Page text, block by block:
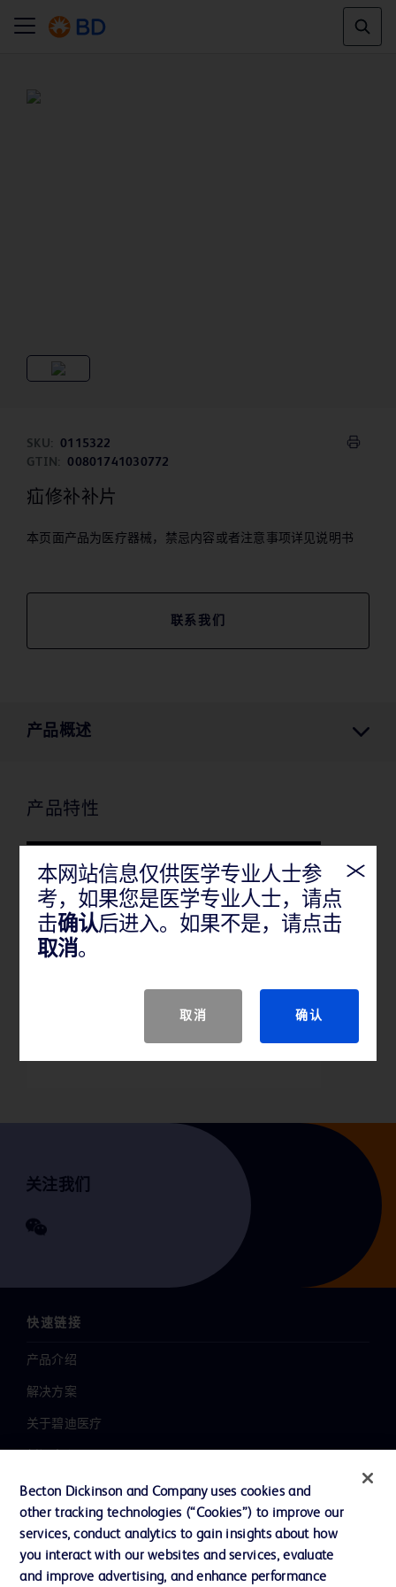
SKU:
0115322
GTIN:
00801741030772
疝修补补片
本页面产品为医疗器械，禁忌内容或者注意事项详见说明书
联系我们
产品概述
产品特性
该产品适用于腹股沟区疝修补
关注我们
快速链接
产品介绍
解决方案
关于碧迪医疗
职业发展
联系我们
主动召回
本网站信息仅供医学专业人士参
考，如果您是医学专业人士，请点
击确认后进入。如果不是，请点击
取消。
取消 确认
Becton Dickinson and Company uses cookies and
other tracking technologies (“Cookies”) to improve our
services, conduct analytics to gain insights about how
you interact with our websites and services, evaluate
and improve advertising, and enhance performance